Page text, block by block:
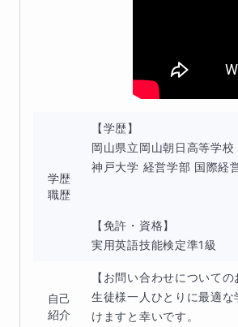
学歴
職歴
【学歴】
岡山県立岡山朝日高等学校
神戸大学 経営学部 国際経
【免許・資格】
実用英語技能検定準1級
自己
紹介
【お問い合わせについての
生徒様一人ひとりに最適
けますと幸いです。